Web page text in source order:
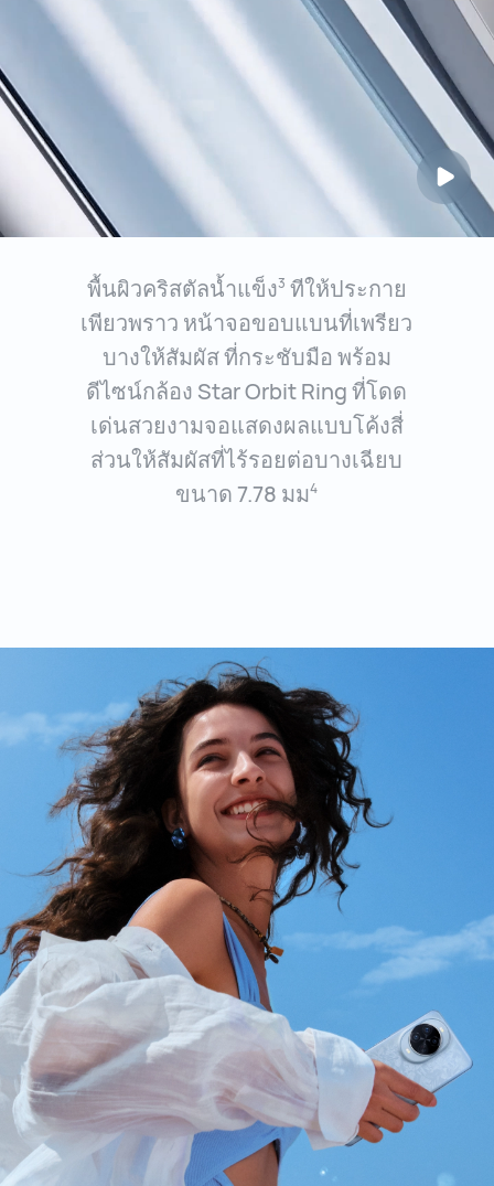
พื้นผิวคริสตัลน้ำแข็ง3 ทีให้ประกาย
เพียวพราว หน้าจอขอบแบนที่เพรียว
บางให้สัมผัส ที่กระชับมือ พร้อม
ดีไซน์กล้อง Star Orbit Ring ที่โดด
เด่นสวยงามจอแสดงผลแบบโค้งสี่
ส่วนให้สัมผัสที่ไร้รอยต่อบางเฉียบ
ขนาด 7.78 มม4